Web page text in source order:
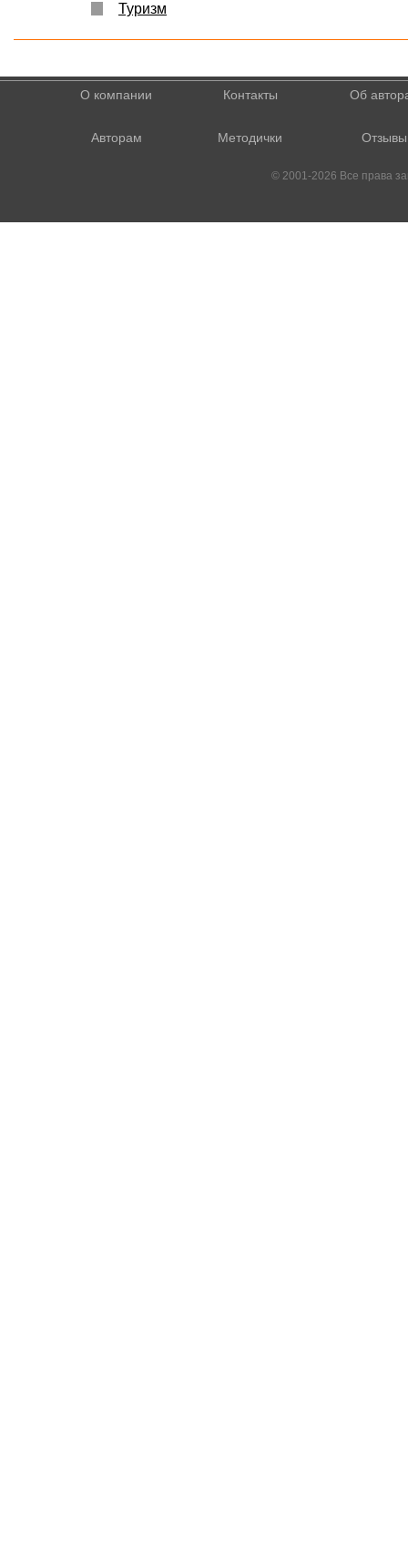
Туризм
О компании Контакты Об
Авторам Методички Отзывы
© 2001-2026 Все права